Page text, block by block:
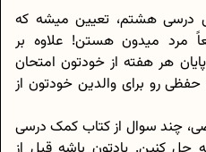
درسی هشتم، تعیین میشه که
مرد میدون هستن! علاوه‌ بر
هر هفته از خودتون امتحان
رو برای والدین خودتون از
چند سوال از کتاب کمک درسی